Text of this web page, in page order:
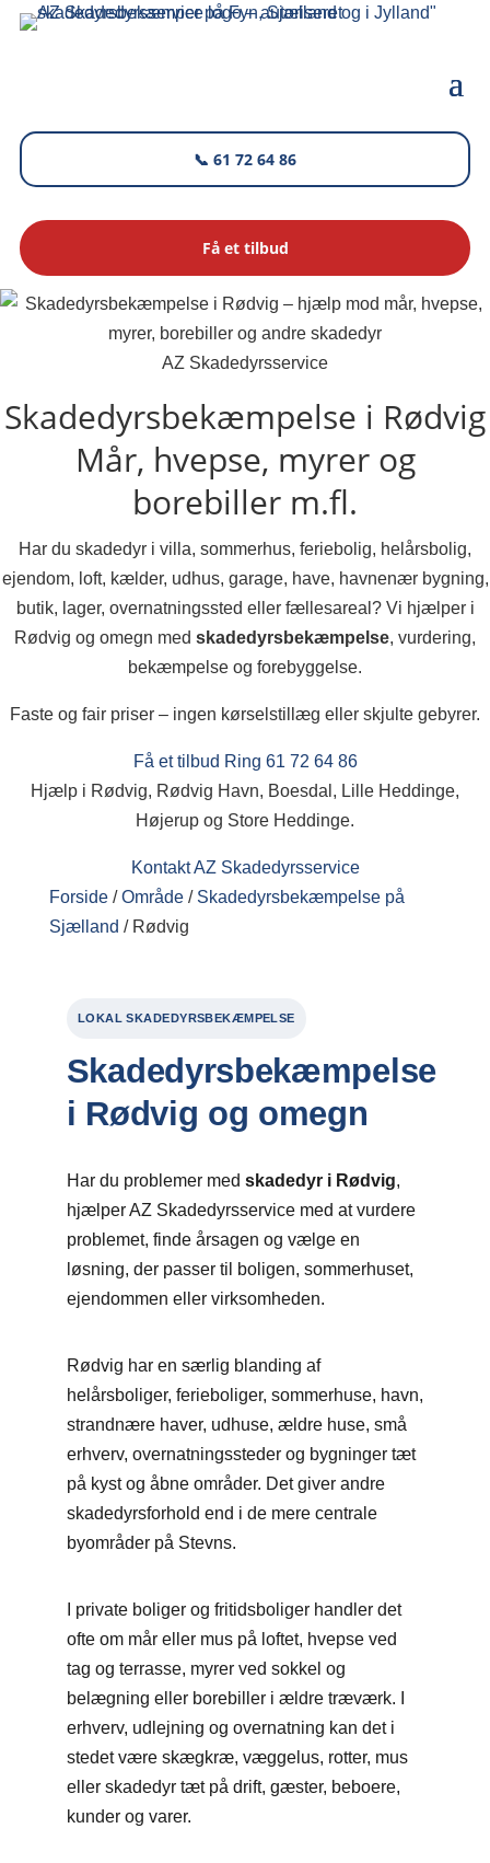
📞 61 72 64 86
Få et tilbud
AZ Skadedyrsservice
Skadedyrsbekæmpelse i Rødvig
Mår, hvepse, myrer og
borebiller m.fl.
Har du skadedyr i villa, sommerhus, feriebolig, helårsbolig,
ejendom, loft, kælder, udhus, garage, have, havnenær bygning,
butik, lager, overnatningssted eller fællesareal? Vi hjælper i
Rødvig og omegn med skadedyrsbekæmpelse, vurdering,
bekæmpelse og forebyggelse.
Faste og fair priser – ingen kørselstillæg eller skjulte gebyrer.
Få et tilbud Ring 61 72 64 86
Hjælp i Rødvig, Rødvig Havn, Boesdal, Lille Heddinge,
Højerup og Store Heddinge.
Kontakt AZ Skadedyrsservice
Forside / Område / Skadedyrsbekæmpelse på
Sjælland / Rødvig
LOKAL SKADEDYRSBEKÆMPELSE
Skadedyrsbekæmpelse
i Rødvig og omegn
Har du problemer med skadedyr i Rødvig,
hjælper AZ Skadedyrsservice med at vurdere
problemet, finde årsagen og vælge en
løsning, der passer til boligen, sommerhuset,
ejendommen eller virksomheden.
Rødvig har en særlig blanding af
helårsboliger, ferieboliger, sommerhuse, havn,
strandnære haver, udhuse, ældre huse, små
erhverv, overnatningssteder og bygninger tæt
på kyst og åbne områder. Det giver andre
skadedyrsforhold end i de mere centrale
byområder på Stevns.
I private boliger og fritidsboliger handler det
ofte om mår eller mus på loftet, hvepse ved
tag og terrasse, myrer ved sokkel og
belægning eller borebiller i ældre træværk. I
erhverv, udlejning og overnatning kan det i
stedet være skægkræ, væggelus, rotter, mus
eller skadedyr tæt på drift, gæster, beboere,
kunder og varer.